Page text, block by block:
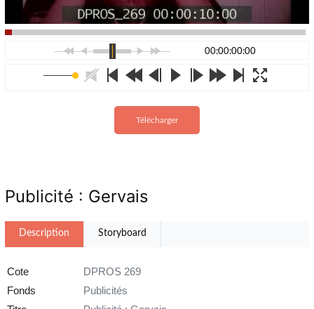
00:00:00:00
Télécharger
Publicité : Gervais
Description Storyboard
Cote
DPROS 269
Fonds
Publicités